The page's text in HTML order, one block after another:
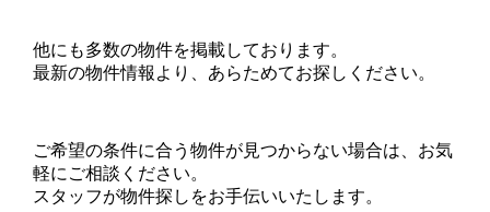
他にも多数の物件を掲載しております。
最新の物件情報より、あらためてお探しください。
ご希望の条件に合う物件が見つからない場合は、お気
軽にご相談ください。
スタッフが物件探しをお手伝いいたします。